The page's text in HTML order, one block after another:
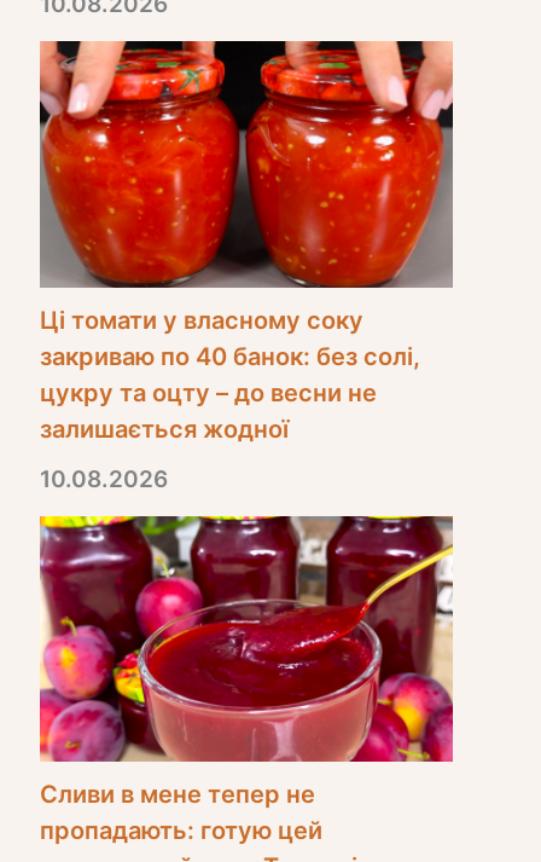
Ці томати у власному соку
закриваю по 40 банок: без солі,
цукру та оцту – до весни не
залишається жодної
10.08.2026
Сливи в мене тепер не
пропадають: готую цей